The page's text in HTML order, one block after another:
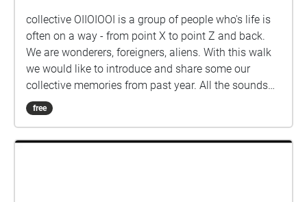
collective OIIOIOOI is a group of people who's life is
often on a way - from point X to point Z and back.
We are wonderers, foreigners, aliens. With this walk
we would like to introduce and share some our
collective memories from past year. All the sounds
contribuded by residency participants throughout
previous 5 years. Thank you so much Petr Laden,
free